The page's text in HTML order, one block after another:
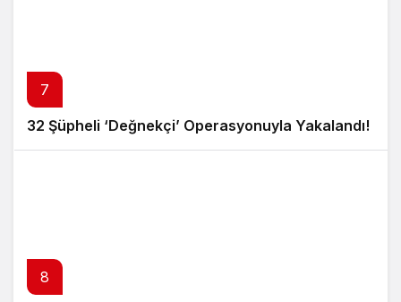
7
32 Şüpheli ‘Değnekçi’ Operasyonuyla Yakalandı!
8